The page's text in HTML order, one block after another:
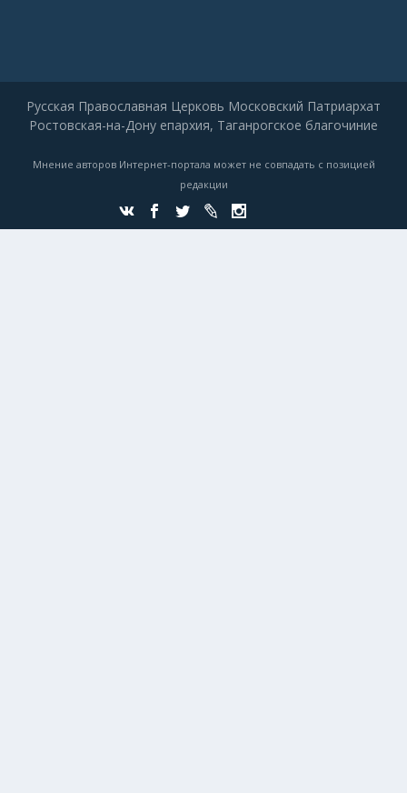
Русская Православная Церковь Московский Патриархат
Ростовская-на-Дону епархия, Таганрогское благочиние
Мнение авторов Интернет-портала может не совпадать с позицией
редакции